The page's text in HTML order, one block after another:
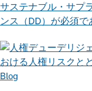
サステナブル・サプ
ンス（DD）が必須で
Blog